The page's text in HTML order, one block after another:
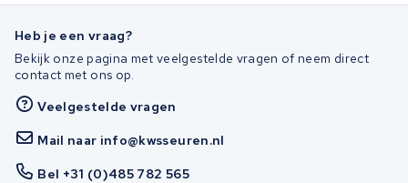
Heb je een vraag?
Bekijk onze pagina met veelgestelde vragen of neem direct
contact met ons op.
Veelgestelde vragen
Mail naar info@kwsseuren.nl
Bel +31 (0)485 782 565